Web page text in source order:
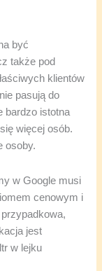
być
także pod
klientów
pasują do
bardzo istotna
więcej osób.
osoby.
w Google musi
cenowym i
jest
w lejku